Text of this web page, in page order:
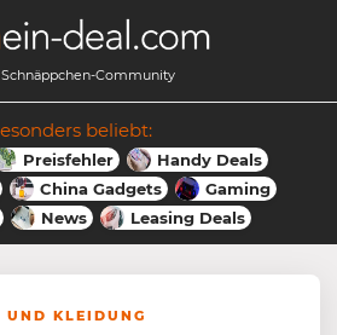
Community
beliebt:
Preisfehler
Handy Deals
China Gadgets
Gaming
News Leasing Deals
UND KLEIDUNG